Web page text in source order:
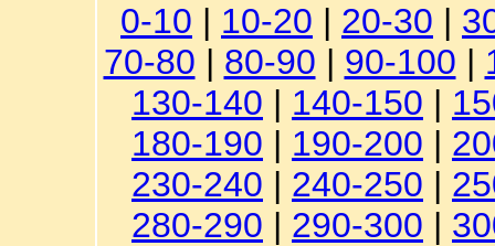
0-10 | 10-20 | 20-30 |
70-80 | 80-90 | 90-100 |
130-140 | 140-150 |
180-190 | 190-200 |
230-240 | 240-250 |
280-290 | 290-300 |